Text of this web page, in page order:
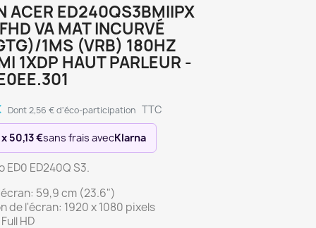
ACER ED240QS3BMIIPX
VA MAT INCURVÉ
1MS (VRB) 180HZ
1XDP HAUT PARLEUR -
Dont 2,56 € d'éco-participation TTC
50,13 €sans frais avecKlarna
ED0 ED240Q S3.
59,9 cm (23.6")
de l'écran: 1920 x 1080 pixels
HD